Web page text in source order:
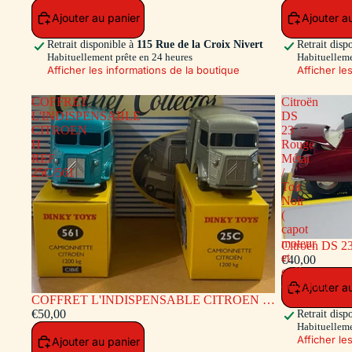
Ajouter au panier
Retrait disponible à 115 Rue de la Croix Nivert
Habituellement prête en 24 heures
Afficher les informations de la boutique
Ajouter
Retrait
Afficher
COFFRET
L'INDISPENSABLE
CITROEN
H
REF
25C/561
COFFRET L'INDISPENSABLE CITROEN H
REF 25C/561
€50,00
Ajouter au panier
Citroën
DS
23
Rouge
Métal
/
Toit
Noir
(
capot
moteur
et
coffre
ouvrants)
Citroën DS
moteur et
€40,00
Ajouter
Retrait
Afficher